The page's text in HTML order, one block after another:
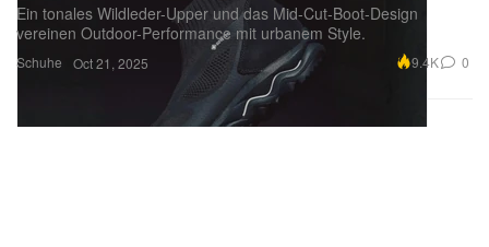
Schuhe
Ein tonales Wildleder-Upper und das Mid-Cut-Boot-Design
vereinen Outdoor-Performance mit urbanem Style.
Oct 21, 2025 9.4K 0